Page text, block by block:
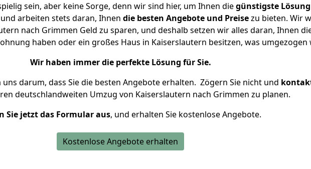
sein, aber keine Sorge, denn wir sind hier, um Ihnen diegünstigste Lösung
und arbeiten stets daran, Ihnen die besten Angebote und Preisezu bieten. Wir
nach Grimmen Geld zu sparen, und deshalb setzen wir alles daran, Ihnen
haben oder ein großes Haus in Kaiserslautern besitzen, was umgezogen
Wir haben immer die perfekte Lösung für Sie.
darum, dass Sie die besten Angebote erhalten. Zögern Sie nicht und
deutschlandweiten Umzug von Kaiserslautern nach Grimmen zu planen.
Sie jetzt das Formular aus, und erhalten Sie kostenlose Angebote.
Kostenlose Angebote erhalten